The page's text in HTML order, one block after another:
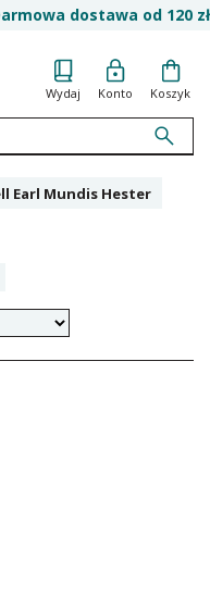
dostawa od 120 zł
Wydaj Konto Koszyk
Earl Mundis Hester